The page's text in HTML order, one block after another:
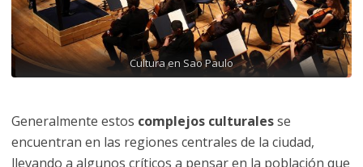
Cultura en Sao Paulo
Generalmente estos complejos culturalesse
encuentran en las regiones centrales de la ciudad,
llevando a algunos críticos a pensar en la población que